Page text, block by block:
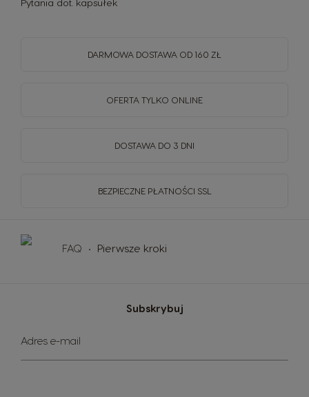
Pytania dot. kapsułek
DARMOWA DOSTAWA OD 160 ZŁ
OFERTA TYLKO ONLINE
DOSTAWA DO 3 DNI
BEZPIECZNE PŁATNOŚCI SSL
FAQ Pierwsze kroki
Subskrybuj
Subskrybuj
nasz
newsletter:
Adres e-mail